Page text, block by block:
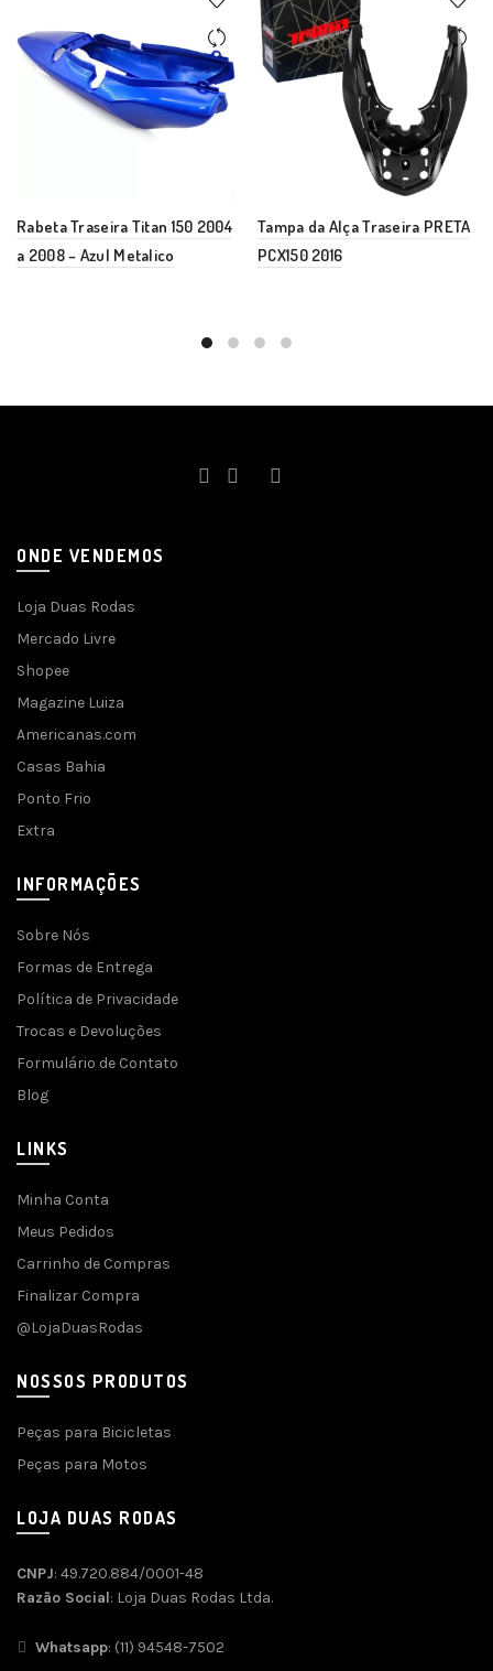
Rabeta Traseira Titan 150 2004
a 2008 – Azul Metalico
Tampa da Alça Traseira PRETA
PCX150 2016
ONDE VENDEMOS
Loja Duas Rodas
Mercado Livre
Shopee
Magazine Luiza
Americanas.com
Casas Bahia
Ponto Frio
Extra
INFORMAÇÕES
Sobre Nós
Formas de Entrega
Política de Privacidade
Trocas e Devoluções
Formulário de Contato
Blog
LINKS
Minha Conta
Meus Pedidos
Carrinho de Compras
Finalizar Compra
@LojaDuasRodas
NOSSOS PRODUTOS
Peças para Bicicletas
Peças para Motos
LOJA DUAS RODAS
CNPJ: 49.720.884/0001-48
Razão Social: Loja Duas Rodas Ltda.
Whatsapp: (11) 94548-7502